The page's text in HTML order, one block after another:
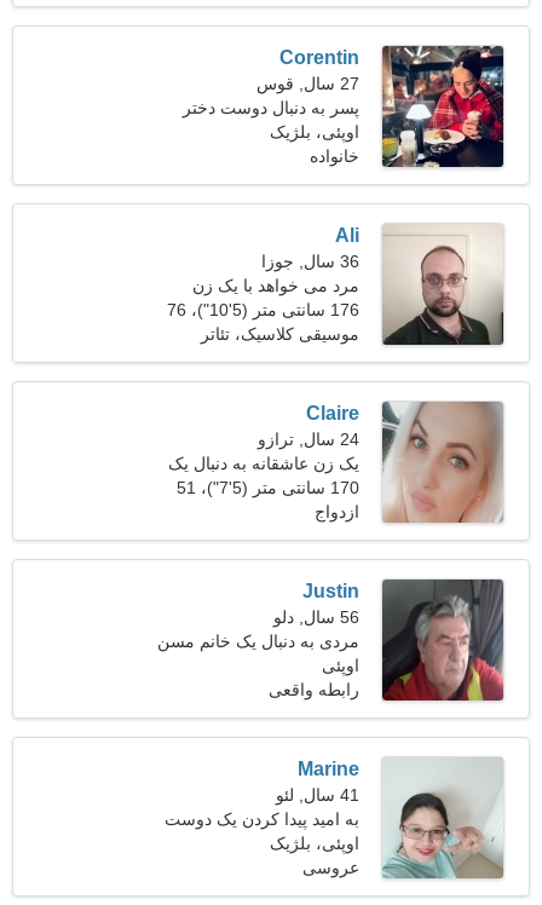
Corentin
27 سال, قوس
پسر به دنبال دوست دختر
است
اوپئی، بلژیک
خانواده
Ali
36 سال, جوزا
مرد می خواهد با یک زن
ملاقات کند 29-34
176 سانتی متر (5'10")، 76
کیلوگرم (167 پوند)
موسیقی کلاسیک، تئاتر
Claire
24 سال, ترازو
یک زن عاشقانه به دنبال یک
رابطه پرشور است
170 سانتی متر (5'7")، 51
کیلوگرم (112 پوند)
ازدواج
Justin
56 سال, دلو
مردی به دنبال یک خانم مسن
46-54
اوپئی
رابطه واقعی
Marine
41 سال, لئو
به امید پیدا کردن یک دوست
مهربان
اوپئی، بلژیک
عروسی